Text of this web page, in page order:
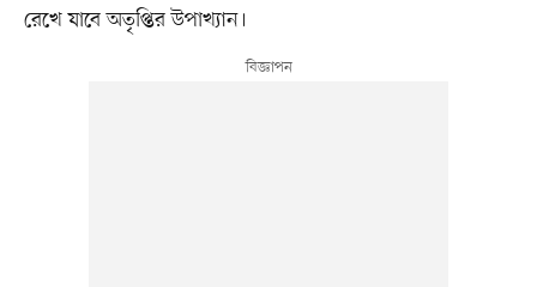
রেখে যাবে অতৃপ্তির উপাখ্যান।